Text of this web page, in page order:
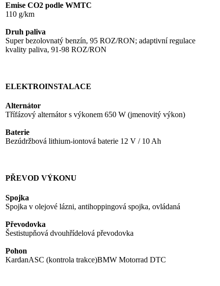
Emise CO2 podle WMTC
110 g/km
Druh paliva
Super bezolovnatý benzín, 95 ROZ/RON; adaptivní regulace
kvality paliva, 91-98 ROZ/RON
ELEKTROINSTALACE
Alternátor
Třífázový alternátor s výkonem 650 W (jmenovitý výkon)
Baterie
Bezúdržbová lithium-iontová baterie 12 V / 10 Ah
PŘEVOD VÝKONU
Spojka
Spojka v olejové lázni, antihoppingová spojka, ovládaná
Převodovka
Šestistupňová dvouhřídelová převodovka
Pohon
KardanASC (kontrola trakce)BMW Motorrad DTC